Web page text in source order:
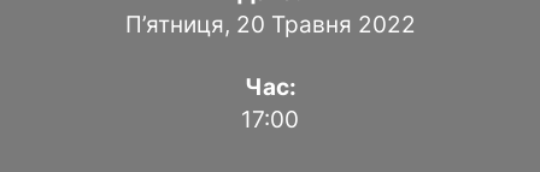
П’ятниця, 20 Травня 2022
Час:
17:00